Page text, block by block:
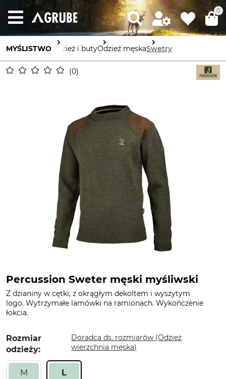
0
MYŚLISTWO Odzież i butyOdzież męskaSwetry
0
Percussion Sweter męski myśliwski
Z dzianiny w cętki, z okrągłym dekoltem i wyszytym
logo. Wytrzymałe lamówki na ramionach. Wykończenie
łokcia.
Rozmiar
odzieży:
Doradca ds. rozmiarów (Odzież
wierzchnia męska)
M L